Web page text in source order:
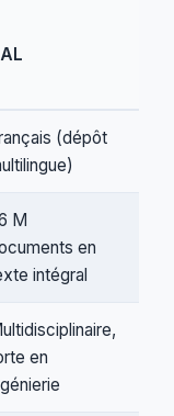
(dépôt
M
en
intégral
en